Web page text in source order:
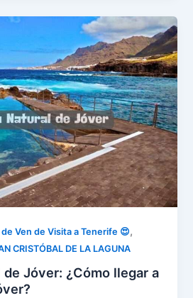
Ven de Visita a Tenerife 😍,
CRISTÓBAL DE LA LAGUNA
Jóver: ¿Cómo llegar a